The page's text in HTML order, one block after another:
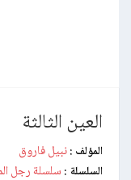
العين الثالثة
المؤلف : نبيل فاروق
السلسلة : سلسلة رجل